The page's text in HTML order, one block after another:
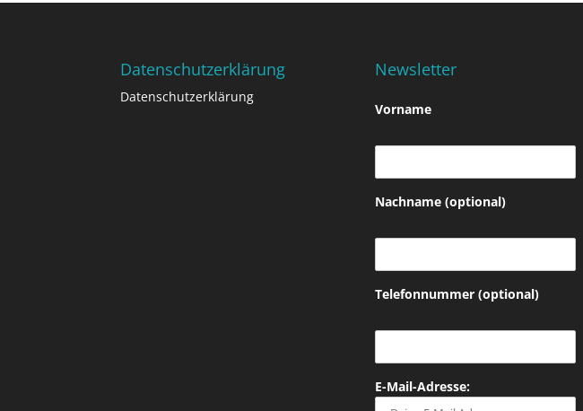
Datenschutzerklärung
Datenschutzerklärung
Newsletter
Vorname
Nachname (optional)
Telefonnummer (optional)
E-Mail-Adresse: